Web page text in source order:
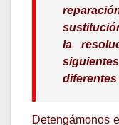
la
Detengámonos